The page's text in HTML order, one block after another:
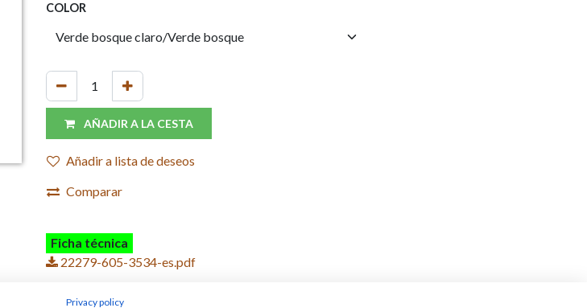
COLOR
AÑADIR A LA CESTA
Añadir a lista de deseos
Comparar
Ficha técnica
22279-605-3534-es.pdf
Privacy policy